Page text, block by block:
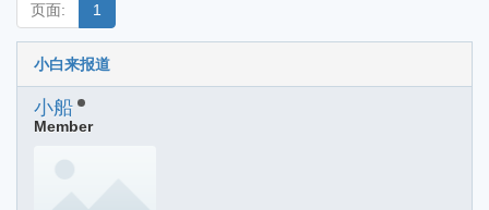
页面: 1
小白来报道
小船
Member